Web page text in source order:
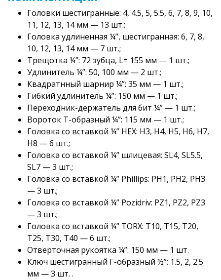
Головки шестигранные: 4, 4.5, 5, 5.5, 6, 7, 8, 9, 10,
11, 12, 13, 14 мм — 13 шт.;
Головка удлиненная ¼”, шестигранная: 6, 7, 8,
10, 12, 13, 14 мм — 7 шт.;
Трещотка ¼”: 72 зубца, L= 155 мм — 1 шт.;
Удлинитель ¼”: 50, 100 мм — 2 шт.;
Квадратнный шарнир ¼”: 35 мм — 1 шт.;
Гибкий удлинитель ¼”: 150 мм — 1 шт.;
Переходник-держатель для бит ¼” — 1 шт.;
Вороток Т-образный ¼”: 115 мм — 1 шт.;
Головка со вставкой ¼” HEX: H3, H4, H5, H6, H7,
H8 — 6 шт.;
Головка со вставкой ¼” шлицевая: SL4, SL5.5,
SL7 — 3 шт.;
Головка со вставкой ¼” Phillips: PH1, PH2, PH3
— 3 шт.;
Головка со вставкой ¼” Pozidriv: PZ1, PZ2, PZ3
— 3 шт.;
Головка со вставкой ¼” TORX: T10, T15, T20,
T25, T30, T40 — 6 шт.;
Отверточная рукоятка ¼”: 150 мм — 1 шт.
Ключ шестигранный Г-образный ½”: 1.5, 2, 2.5
мм — 3 шт. .